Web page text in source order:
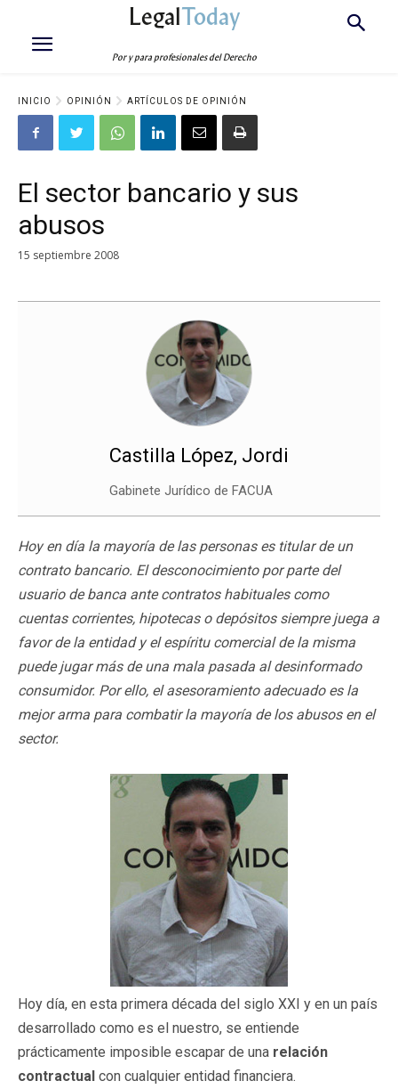
LegalToday
Por y para profesionales del Derecho
INICIO OPINIÓN ARTÍCULOS DE OPINIÓN
El sector bancario y sus
abusos
15 septiembre 2008
Castilla López, Jordi
Gabinete Jurídico de FACUA
Hoy en día la mayoría de las personas es titular de un
contrato bancario. El desconocimiento por parte del
usuario de banca ante contratos habituales como
cuentas corrientes, hipotecas o depósitos siempre juega a
favor de la entidad y el espíritu comercial de la misma
puede jugar más de una mala pasada al desinformado
consumidor. Por ello, el asesoramiento adecuado es la
mejor arma para combatir la mayoría de los abusos en el
sector.
Hoy día, en esta primera década del siglo XXI y en un país
desarrollado como es el nuestro, se entiende
prácticamente imposible escapar de una relación
contractual con cualquier entidad financiera.